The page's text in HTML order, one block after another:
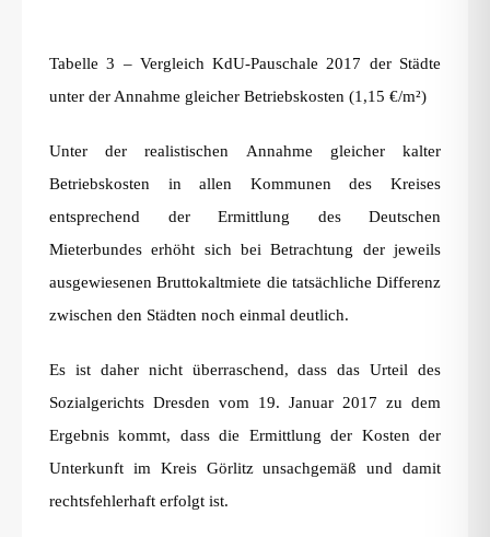
Tabelle 3 – Vergleich KdU-Pauschale 2017 der Städte
unter der Annahme gleicher Betriebskosten (1,15 €/m²)
Unter der realistischen Annahme gleicher kalter
Betriebskosten in allen Kommunen des Kreises
entsprechend der Ermittlung des Deutschen
Mieterbundes erhöht sich bei Betrachtung der jeweils
ausgewiesenen Bruttokaltmiete die tatsächliche Differenz
zwischen den Städten noch einmal deutlich.
Es ist daher nicht überraschend, dass das Urteil des
Sozialgerichts Dresden vom 19. Januar 2017 zu dem
Ergebnis kommt, dass die Ermittlung der Kosten der
Unterkunft im Kreis Görlitz unsachgemäß und damit
rechtsfehlerhaft erfolgt ist.